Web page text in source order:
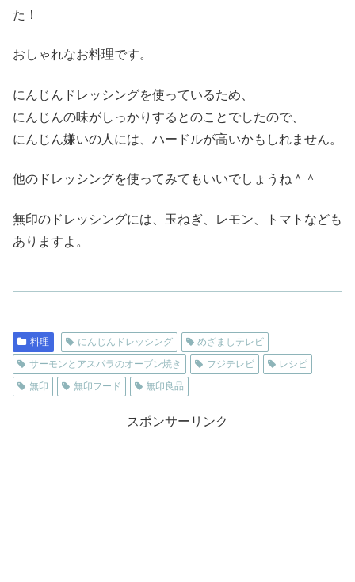
た！
おしゃれなお料理です。
にんじんドレッシングを使っているため、
にんじんの味がしっかりするとのことでしたので、
にんじん嫌いの人には、ハードルが高いかもしれません。
他のドレッシングを使ってみてもいいでしょうね＾＾
無印のドレッシングには、玉ねぎ、レモン、トマトなども
ありますよ。
料理 にんじんドレッシング
めざましテレビ
サーモンとアスパラのオーブン焼き
フジテレビ
レシピ
無印
無印フード 無印良品
スポンサーリンク